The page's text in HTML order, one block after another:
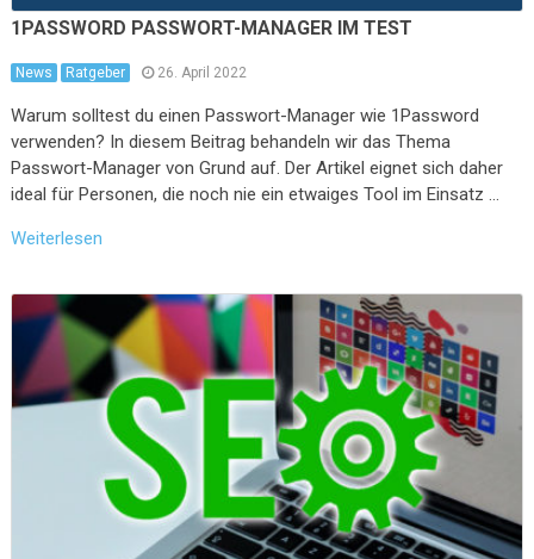
1PASSWORD PASSWORT-MANAGER IM TEST
News Ratgeber 26. April 2022
Warum solltest du einen Passwort-Manager wie 1Password
verwenden? In diesem Beitrag behandeln wir das Thema
Passwort-Manager von Grund auf. Der Artikel eignet sich daher
ideal für Personen, die noch nie ein etwaiges Tool im Einsatz …
Weiterlesen